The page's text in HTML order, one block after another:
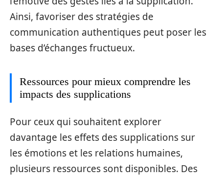
Ainsi, favoriser des stratégies de
communication authentiques peut poser les
bases d’échanges fructueux.
Ressources pour mieux comprendre les
impacts des supplications
Pour ceux qui souhaitent explorer
davantage les effets des supplications sur
les émotions et les relations humaines,
plusieurs ressources sont disponibles. Des